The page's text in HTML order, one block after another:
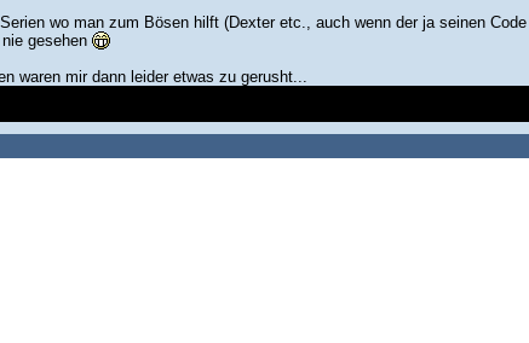
wo man zum Bösen hilft (Dexter etc., auch wenn der ja seinen
gesehen
waren mir dann leider etwas zu gerusht...